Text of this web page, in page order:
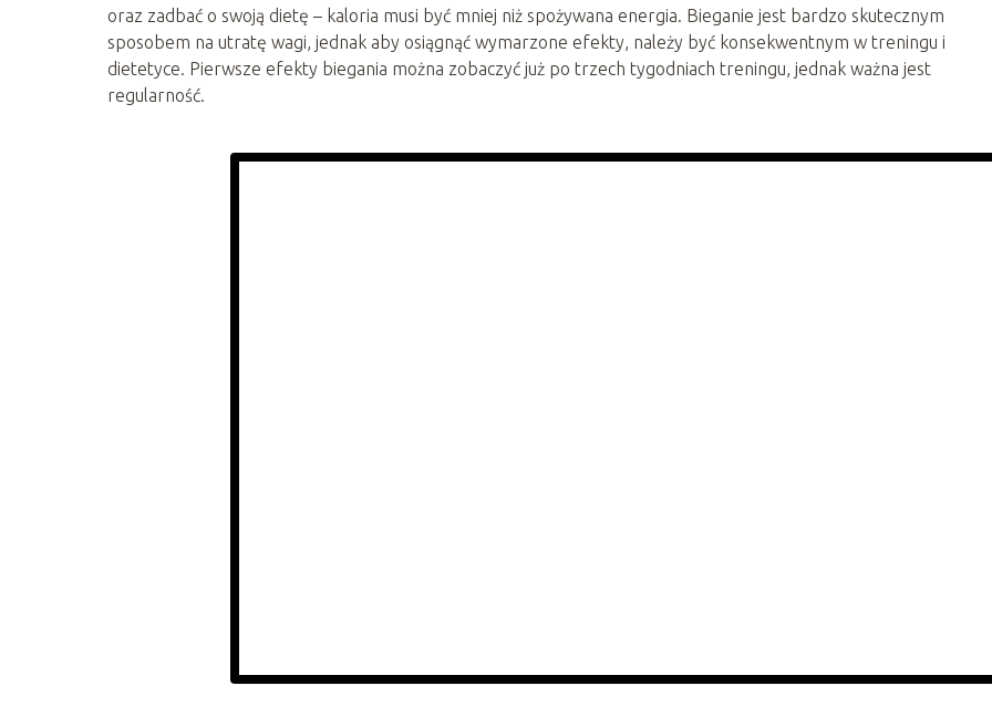
oraz zadbać o swoją dietę – kaloria musi być mniej niż spożywana energia. Bieganie jest bardzo skutecznym
sposobem na utratę wagi, jednak aby osiągnąć wymarzone efekty, należy być konsekwentnym w treningu i
dietetyce. Pierwsze efekty biegania można zobaczyć już po trzech tygodniach treningu, jednak ważna jest
regularność.